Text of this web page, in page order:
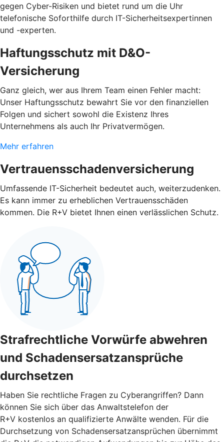
gegen Cyber-Risiken und bietet rund um die Uhr
telefonische Soforthilfe durch IT-Sicherheitsexpertinnen
und -experten.
Haftungsschutz mit D&O-
Versicherung
Ganz gleich, wer aus Ihrem Team einen Fehler macht:
Unser Haftungsschutz bewahrt Sie vor den finanziellen
Folgen und sichert sowohl die Existenz Ihres
Unternehmens als auch Ihr Privatvermögen.
Mehr erfahren
Vertrauensschadenversicherung
Umfassende IT-Sicherheit bedeutet auch, weiterzudenken.
Es kann immer zu erheblichen Vertrauensschäden
kommen. Die R+V bietet Ihnen einen verlässlichen Schutz.
Strafrechtliche Vorwürfe abwehren
und Schadensersatzansprüche
durchsetzen
Haben Sie rechtliche Fragen zu Cyberangriffen? Dann
können Sie sich über das Anwaltstelefon der
R+V kostenlos an qualifizierte Anwälte wenden. Für die
Durchsetzung von Schadensersatzansprüchen übernimmt